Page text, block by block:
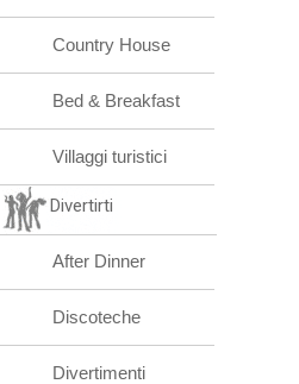
Country House
Bed & Breakfast
Villaggi turistici
Divertirti
After Dinner
Discoteche
Divertimenti